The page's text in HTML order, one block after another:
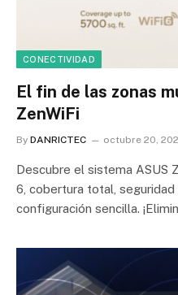
CONECTIVIDAD
El fin de las zonas
ZenWiFi
By DANRICTEC octubre 20,
Descubre el sistema ASUS
6, cobertura total,
configuración sencilla.